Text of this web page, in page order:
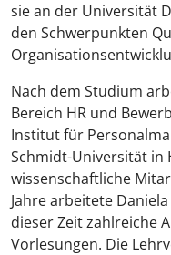
sie an der Universität
den Schwerpunkten
Nach dem Studium
Bereich HR und
Institut für
Schmidt-Universität in
wissenschaftliche
Jahre arbeitete
dieser Zeit zahlreiche
Vorlesungen. Die